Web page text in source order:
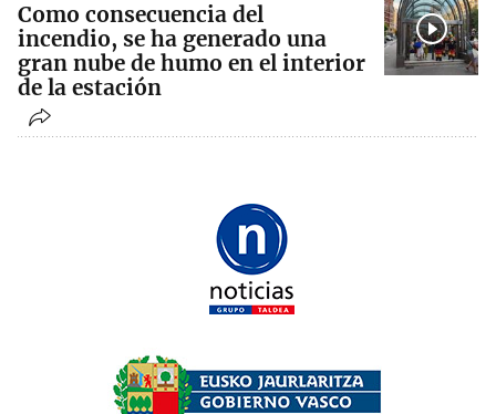
Como consecuencia del
incendio, se ha generado una
gran nube de humo en el interior
de la estación